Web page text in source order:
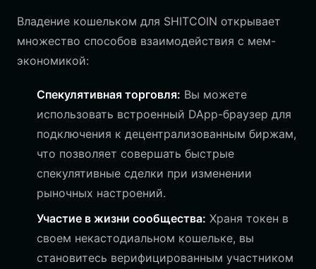
Владение кошельком для SHITCOIN открывает
множество способов взаимодействия с мем-
экономикой:
Спекулятивная торговля: Вы можете
использовать встроенный DApp-браузер для
подключения к децентрализованным биржам,
что позволяет совершать быстрые
спекулятивные сделки при изменении
рыночных настроений.
Участие в жизни сообщества: Храня токен в
своем некастодиальном кошельке, вы
становитесь верифицированным участником